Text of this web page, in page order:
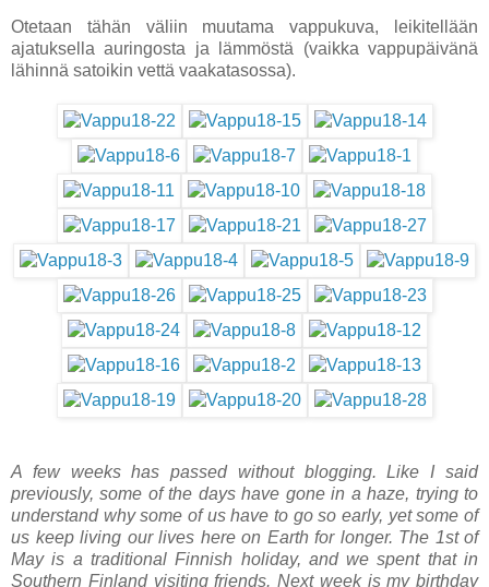
Otetaan tähän väliin muutama vappukuva, leikitellään
ajatuksella auringosta ja lämmöstä (vaikka vappupäivänä
lähinnä satoikin vettä vaakatasossa).
A few weeks has passed without blogging. Like I said
previously, some of the days have gone in a haze, trying to
understand why some of us have to go so early, yet some of
us keep living our lives here on Earth for longer. The 1st of
May is a traditional Finnish holiday, and we spent that in
Southern Finland visiting friends. Next week is my birthday